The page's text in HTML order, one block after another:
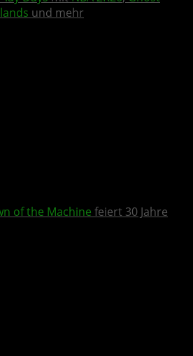
und mehr
of the Machine feiert 30 Jahre